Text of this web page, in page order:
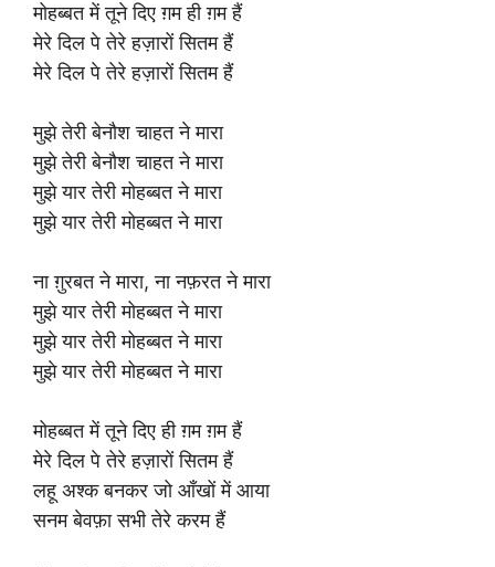
मोहब्बत में तूने दिए ग़म ही ग़म हैं
मेरे दिल पे तेरे हज़ारों सितम हैं
मेरे दिल पे तेरे हज़ारों सितम हैं
मुझे तेरी बेनौश चाहत ने मारा
मुझे तेरी बेनौश चाहत ने मारा
मुझे यार तेरी मोहब्बत ने मारा
मुझे यार तेरी मोहब्बत ने मारा
ना ग़ुरबत ने मारा, ना नफ़रत ने मारा
मुझे यार तेरी मोहब्बत ने मारा
मुझे यार तेरी मोहब्बत ने मारा
मुझे यार तेरी मोहब्बत ने मारा
मोहब्बत में तूने दिए ही ग़म ग़म हैं
मेरे दिल पे तेरे हज़ारों सितम हैं
लहू अश्क बनकर जो आँखों में आया
सनम बेवफ़ा सभी तेरे करम हैं